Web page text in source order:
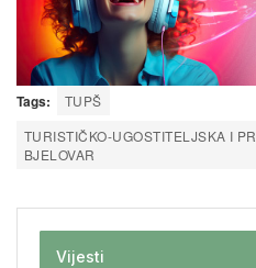
Tags:
TUPŠ
TURISTIČKO-UGOSTITELJSKA I
BJELOVAR
Vijesti